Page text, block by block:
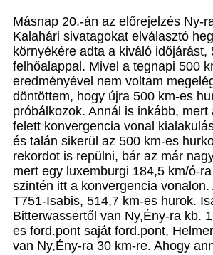
Másnap 20.-án az előrejelzés Ny-
Kalahári sivatagokat elválasztó
környékére adta a kiváló időjárást,
felhőalappal. Mivel a tegnapi 500
eredményével nem voltam
döntöttem, hogy újra 500 km-es
próbálkozok. Annál is inkább, mert
felett konvergencia vonal
és talán sikerül az 500 km-es
rekordot is repülni, bár az már
mert egy luxemburgi 184,5 km/ó-
szintén itt a konvergencia vonalon.
T751-Isabis, 514,7 km-es hurok.
Bitterwassertől van Ny,Ény-ra kb.
es ford.pont saját ford.pont,
van Ny,Ény-ra 30 km-re. Ahogy